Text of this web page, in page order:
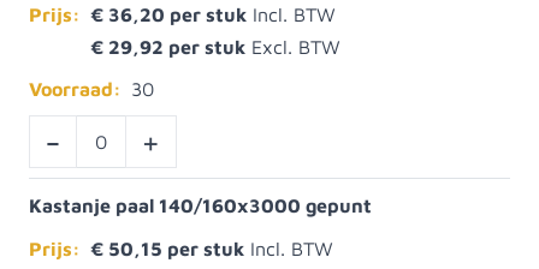
Prijs: € 36,20
€ 29,92
Voorraad:
30
- +
Kastanje paal 140/160x3000 gepunt
Prijs: € 50,15